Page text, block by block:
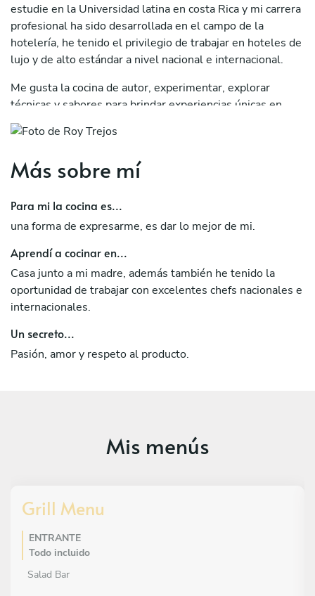
estudie en la Universidad latina en costa Rica y mi carrera
profesional ha sido desarrollada en el campo de la
hotelería, he tenido el privilegio de trabajar en hoteles de
lujo y de alto estándar a nivel nacional e internacional.
Me gusta la cocina de autor, experimentar, explorar
técnicas y sabores para brindar experiencias únicas en
cada platillo.
Más sobre mí
Para mi la cocina es...
una forma de expresarme, es dar lo mejor de mi.
Aprendí a cocinar en...
Casa junto a mi madre, además también he tenido la
oportunidad de trabajar con excelentes chefs nacionales e
internacionales.
Un secreto...
Pasión, amor y respeto al producto.
Mis menús
Grill Menu
ENTRANTE
Todo incluido
Salad Bar